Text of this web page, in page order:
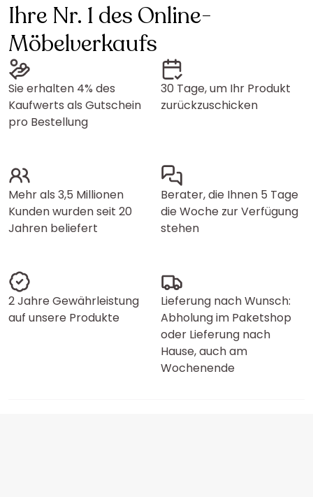
Ihre Nr. 1 des Online-
Möbelverkaufs
Sie erhalten 4% des
Kaufwerts als Gutschein
pro Bestellung
30 Tage, um Ihr Produkt
zurückzuschicken
Mehr als 3,5 Millionen
Kunden wurden seit 20
Jahren beliefert
Berater, die Ihnen 5 Tage
die Woche zur Verfügung
stehen
2 Jahre Gewährleistung
auf unsere Produkte
Lieferung nach Wunsch:
Abholung im Paketshop
oder Lieferung nach
Hause, auch am
Wochenende